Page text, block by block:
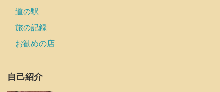
道の駅
旅の記録
お勧めの店
自己紹介